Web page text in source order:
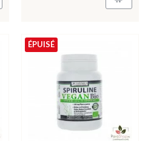
ÉPUISÉ